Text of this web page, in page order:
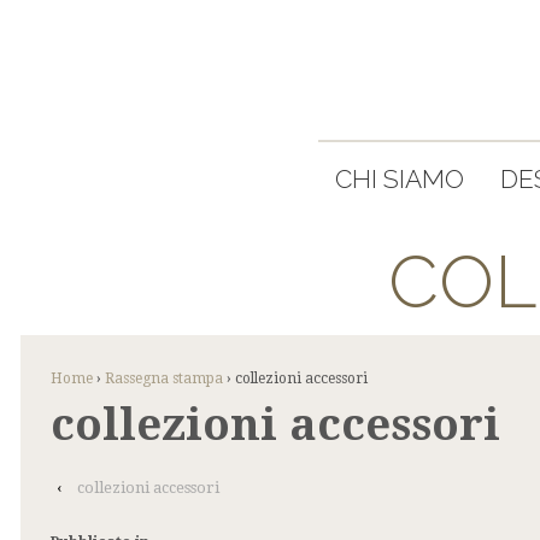
CHI SIAMO
Home › Rassegna stampa › collezioni accessori
collezioni accessori
‹ collezioni accessori